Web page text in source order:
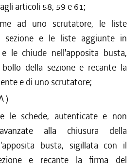
articoli 58, 59 e 61;
ad uno scrutatore, le liste
sezione e le liste aggiunte in
le chiude nell'apposita busta,
della sezione e recante la
e di uno scrutatore;
)
le schede, autenticate e non
alla chiusura della
busta, sigillata con il
e recante la firma del